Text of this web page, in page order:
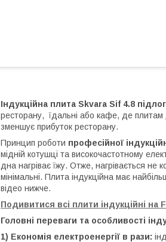
Індукційна плита Skvara Sif 4.8
ресторану, їдальні або кафе, де плитам
зменшує прибуток ресторану.
Принцип роботи професійної
мідній котушці та високочастотному
дна нагріває їжу. Отже, нагрівається не
мінімальні. Плита індукційна має
відео нижче.
Подивитися всі плити індукційні на
Головні переваги та особливості
1) Економія електроенергії в рази: